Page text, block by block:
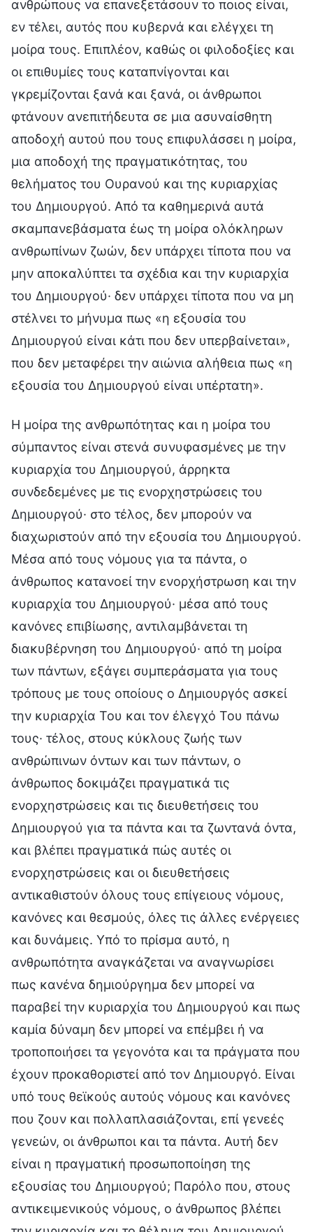
ανθρώπους να επανεξετάσουν το ποιος είναι,
εν τέλει, αυτός που κυβερνά και ελέγχει τη
μοίρα τους. Επιπλέον, καθώς οι φιλοδοξίες και
οι επιθυμίες τους καταπνίγονται και
γκρεμίζονται ξανά και ξανά, οι άνθρωποι
φτάνουν ανεπιτήδευτα σε μια ασυναίσθητη
αποδοχή αυτού που τους επιφυλάσσει η μοίρα,
μια αποδοχή της πραγματικότητας, του
θελήματος του Ουρανού και της κυριαρχίας
του Δημιουργού. Από τα καθημερινά αυτά
σκαμπανεβάσματα έως τη μοίρα ολόκληρων
ανθρωπίνων ζωών, δεν υπάρχει τίποτα που να
μην αποκαλύπτει τα σχέδια και την κυριαρχία
του Δημιουργού· δεν υπάρχει τίποτα που να μη
στέλνει το μήνυμα πως «η εξουσία του
Δημιουργού είναι κάτι που δεν υπερβαίνεται»,
που δεν μεταφέρει την αιώνια αλήθεια πως «η
εξουσία του Δημιουργού είναι υπέρτατη».
Η μοίρα της ανθρωπότητας και η μοίρα του
σύμπαντος είναι στενά συνυφασμένες με την
κυριαρχία του Δημιουργού, άρρηκτα
συνδεδεμένες με τις ενορχηστρώσεις του
Δημιουργού· στο τέλος, δεν μπορούν να
διαχωριστούν από την εξουσία του Δημιουργού.
Μέσα από τους νόμους για τα πάντα, ο
άνθρωπος κατανοεί την ενορχήστρωση και την
κυριαρχία του Δημιουργού· μέσα από τους
κανόνες επιβίωσης, αντιλαμβάνεται τη
διακυβέρνηση του Δημιουργού· από τη μοίρα
των πάντων, εξάγει συμπεράσματα για τους
τρόπους με τους οποίους ο Δημιουργός ασκεί
την κυριαρχία Του και τον έλεγχό Του πάνω
τους· τέλος, στους κύκλους ζωής των
ανθρώπινων όντων και των πάντων, ο
άνθρωπος δοκιμάζει πραγματικά τις
ενορχηστρώσεις και τις διευθετήσεις του
Δημιουργού για τα πάντα και τα ζωντανά όντα,
και βλέπει πραγματικά πώς αυτές οι
ενορχηστρώσεις και οι διευθετήσεις
αντικαθιστούν όλους τους επίγειους νόμους,
κανόνες και θεσμούς, όλες τις άλλες ενέργειες
και δυνάμεις. Υπό το πρίσμα αυτό, η
ανθρωπότητα αναγκάζεται να αναγνωρίσει
πως κανένα δημιούργημα δεν μπορεί να
παραβεί την κυριαρχία του Δημιουργού και πως
καμία δύναμη δεν μπορεί να επέμβει ή να
τροποποιήσει τα γεγονότα και τα πράγματα που
έχουν προκαθοριστεί από τον Δημιουργό. Είναι
υπό τους θεϊκούς αυτούς νόμους και κανόνες
που ζουν και πολλαπλασιάζονται, επί γενεές
γενεών, οι άνθρωποι και τα πάντα. Αυτή δεν
είναι η πραγματική προσωποποίηση της
εξουσίας του Δημιουργού; Παρόλο που, στους
αντικειμενικούς νόμους, ο άνθρωπος βλέπει